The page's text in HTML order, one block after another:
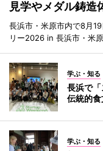
見学やメダル鋳造
長浜市・米原市内で8月
リー2026 in 長浜市・米
学ぶ・知る
長浜で
伝統的
学ぶ・知る